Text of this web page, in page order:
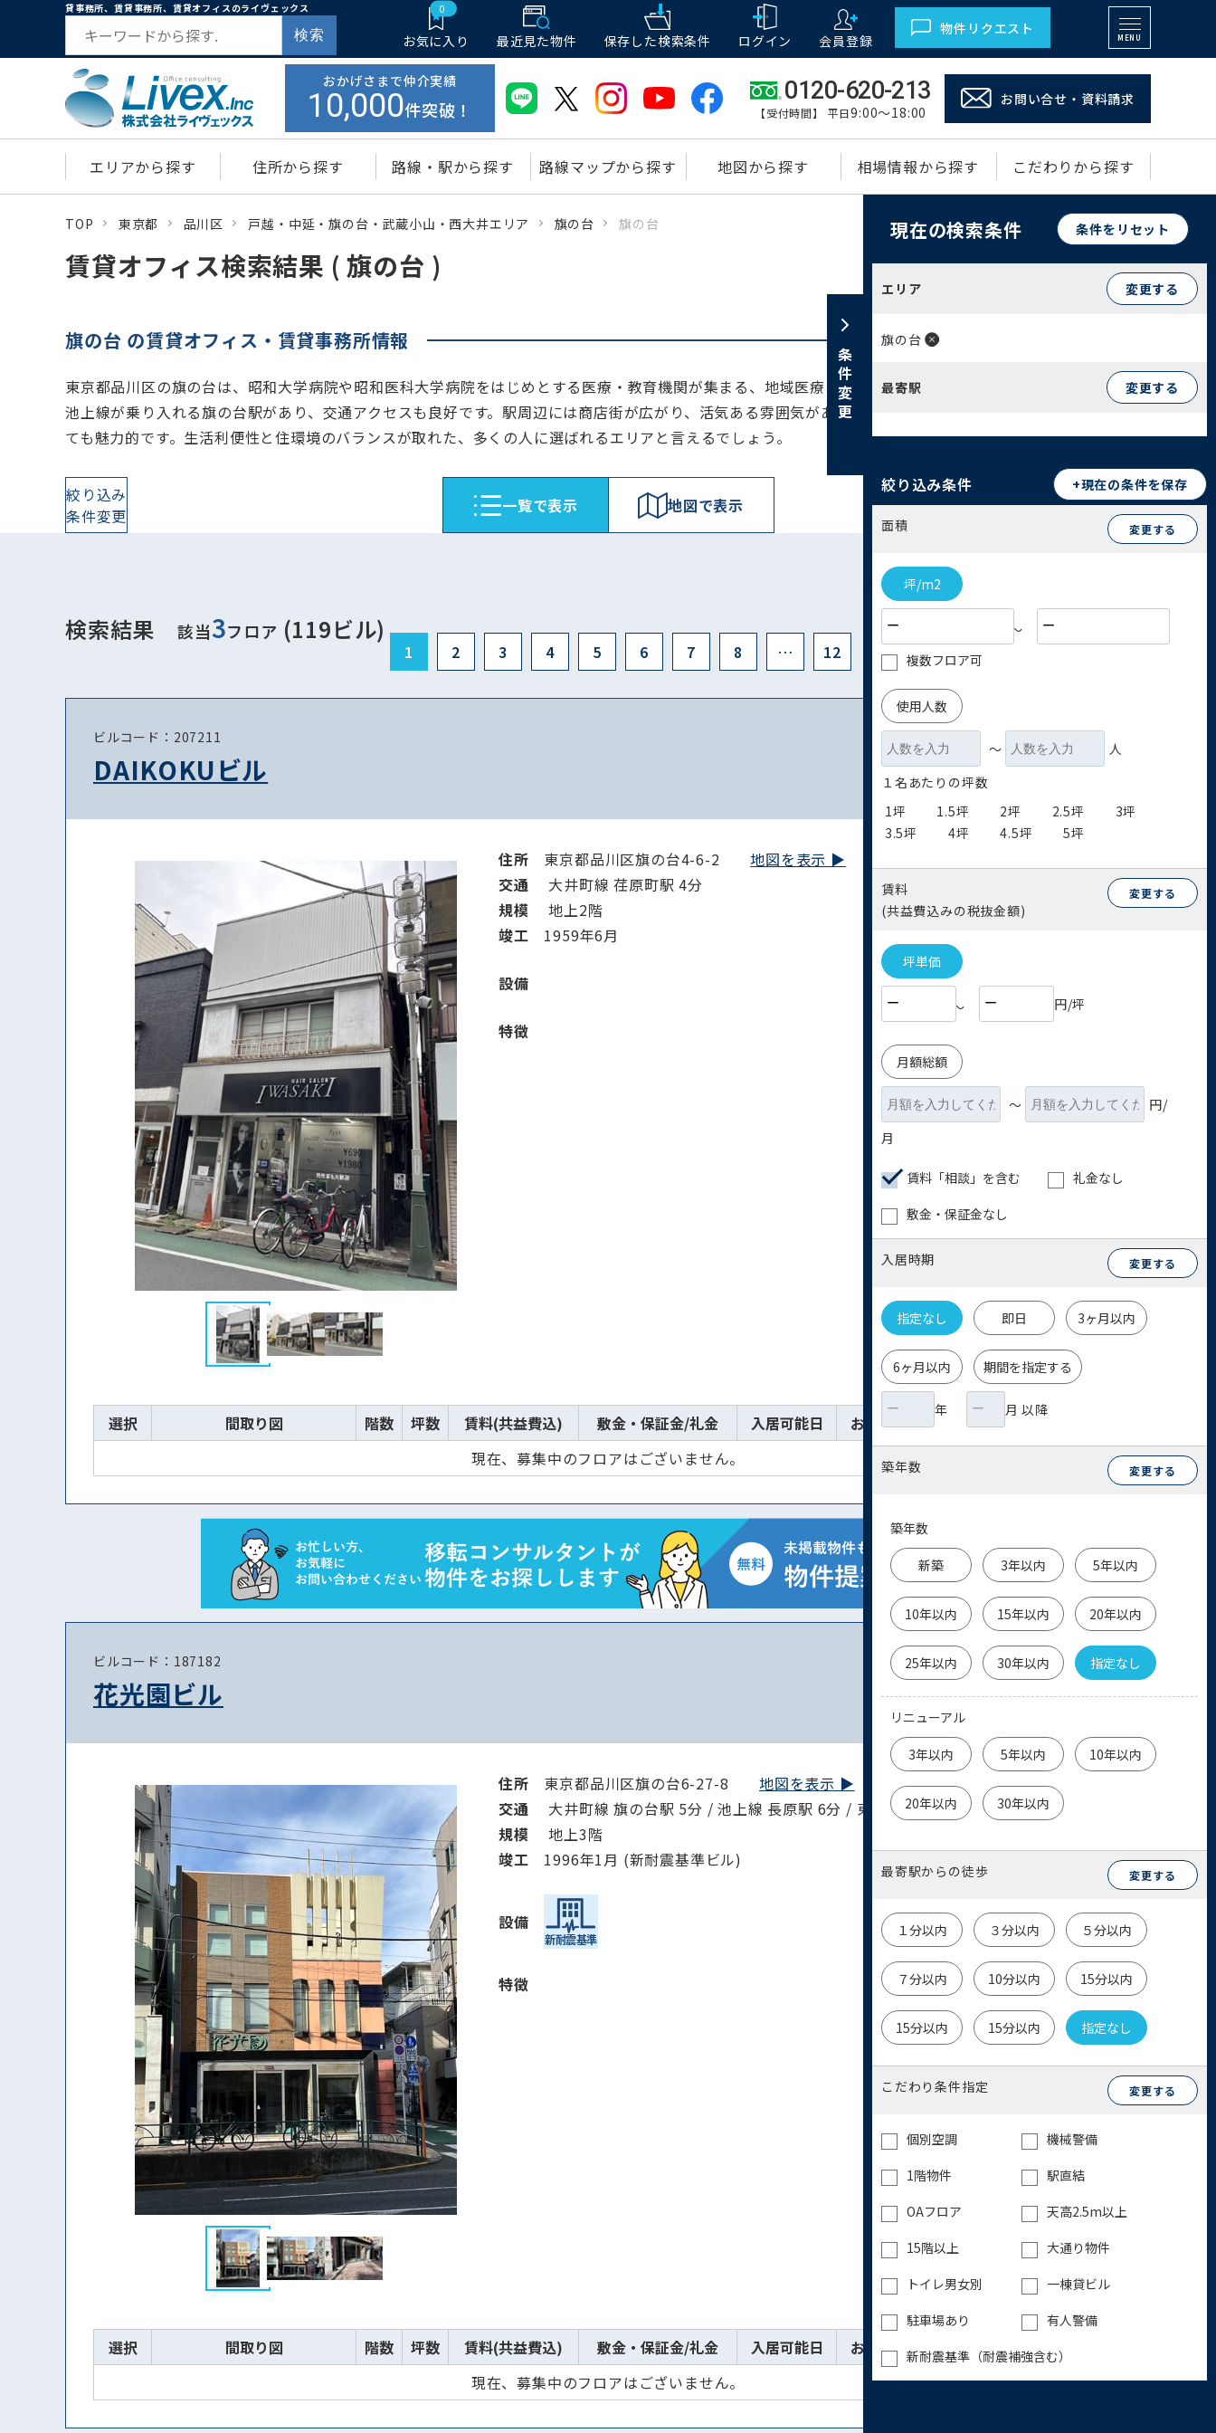
貸事務所、賃貸事務所、賃貸オフィスのライヴェックス
検索
0
お気に入り 最近見た物件 保存した検索条件 ログイン 会員登録
物件リクエスト
MENU
おかげさまで仲介実績
10,000件突破！
0120-620-213
【受付時間】 平日9:00～18:00
お問い合せ・資料請求
エリアから探す 住所から探す 路線・駅から探す 路線マップから探す 地図から探す 相場情報から探す こだわりから探す
TOP 東京都 品川区 戸越・中延・旗の台・武蔵小山・西大井エリア 旗の台 旗の台
条件変更
現在の検索条件 条件をリセット
エリア 変更する
旗の台
最寄駅 変更する
絞り込み条件 +現在の条件を保存
面積 変更する
坪/m2
〜
複数フロア可
使用人数
〜
人
１名あたりの坪数
1坪
1.5坪 2坪 2.5坪
3坪
3.5坪
4坪 4.5坪 5坪
賃料
(共益費込みの税抜金額)
変更する
坪単価
〜 円/坪
月額総額
〜
円/
月
賃料「相談」を含む
礼金なし
敷金・保証金なし
入居時期 変更する
指定なし 即日 3ヶ月以内
6ヶ月以内 期間を指定する
年 月 以降
築年数 変更する
築年数
新築 3年以内 5年以内
10年以内 15年以内 20年以内
25年以内 30年以内 指定なし
リニューアル
3年以内 5年以内 10年以内
20年以内 30年以内
最寄駅からの徒歩 変更する
１分以内 ３分以内 ５分以内
７分以内 10分以内 15分以内
15分以内 15分以内 指定なし
こだわり条件指定 変更する
個別空調
機械警備
1階物件
駅直結
OAフロア
天高2.5m以上
15階以上
大通り物件
トイレ男女別
一棟貸ビル
駐車場あり
有人警備
新耐震基準（耐震補強含む）
賃貸オフィス検索結果 ( 旗の台 )
旗の台 の賃貸オフィス・賃貸事務所情報
東京都品川区の旗の台は、昭和大学病院や昭和医科大学病院をはじめとする医療・教育機関が集まる、地域医療の中核を担うエリアです。東急大井町線と東急
池上線が乗り入れる旗の台駅があり、交通アクセスも良好です。駅周辺には商店街が広がり、活気ある雰囲気があります。閑静な住宅街も広がり、住環境とし
ても魅力的です。生活利便性と住環境のバランスが取れた、多くの人に選ばれるエリアと言えるでしょう。
絞り込み
条件変更
⼀覧で表⽰ 地図で表⽰
検索結果 該当3フロア (119ビル)
1 2 3 4 5 6 7 8 … 12
ビルコード：207211
DAIKOKUビル
住所 東京都品川区旗の台4-6-2地図を表示 ▶︎
交通
大井町線 荏原町駅 4分
規模
地上2階
竣⼯ 1959年6月
設備
特徴
選択 間取り図 階数 坪数 賃料(共益費込) 敷金・保証金/礼金 入居可能日 お気に入り 詳細
お問い合わせ
現在、募集中のフロアはございません。
ビルコード：187182
花光園ビル
住所 東京都品川区旗の台6-27-8地図を表示 ▶︎
交通
大井町線 旗の台駅 5分 / 池上線 長原駅 6分 / 東横線 洗足駅 11分
規模
地上3階
竣⼯ 1996年1月 (新耐震基準ビル)
設備
特徴
選択 間取り図 階数 坪数 賃料(共益費込) 敷金・保証金/礼金 入居可能日 お気に入り 詳細
お問い合わせ
現在、募集中のフロアはございません。